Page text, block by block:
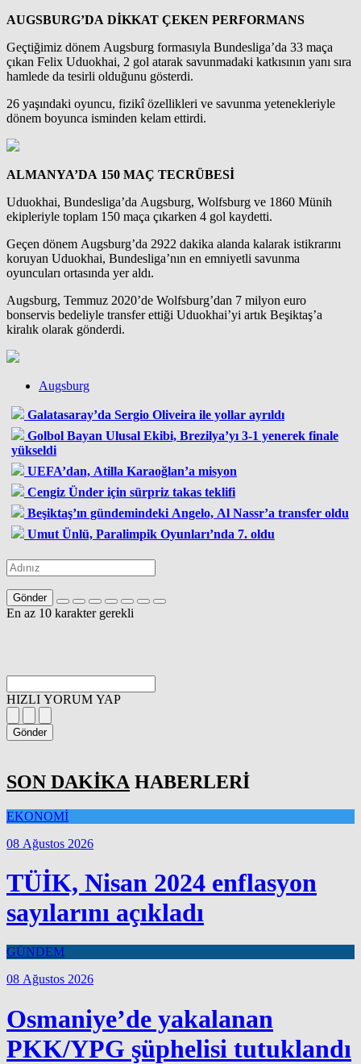
AUGSBURG’DA DİKKAT ÇEKEN PERFORMANS
Geçtiğimiz dönem Augsburg formasıyla Bundesliga’da 33 maça
çıkan Felix Uduokhai, 2 gol atarak savunmadaki katkısının yanı sıra
hamlede da tesirli olduğunu gösterdi.
26 yaşındaki oyuncu, fizikî özellikleri ve savunma yetenekleriyle
dönem boyunca isminden kelam ettirdi.
ALMANYA’DA 150 MAÇ TECRÜBESİ
Uduokhai, Bundesliga’da Augsburg, Wolfsburg ve 1860 Münih
ekipleriyle toplam 150 maça çıkarken 4 gol kaydetti.
Geçen dönem Augsburg’da 2922 dakika alanda kalarak istikrarını
koruyan Uduokhai, Bundesliga’nın en emniyetli savunma
oyuncuları ortasında yer aldı.
Augsburg, Temmuz 2020’de Wolfsburg’dan 7 milyon euro
bonservis bedeliyle transfer ettiği Uduokhai’yi artık Beşiktaş’a
kiralık olarak gönderdi.
Augsburg
Galatasaray’da Sergio Oliveira ile yollar ayrıldı
Golbol Bayan Ulusal Ekibi, Brezilya’yı 3-1 yenerek finale
yükseldi
UEFA’dan, Atilla Karaoğlan’a misyon
Cengiz Ünder için sürpriz takas teklifi
Beşiktaş’ın gündemindeki Angelo, Al Nassr’a transfer oldu
Umut Ünlü, Paralimpik Oyunları’nda 7. oldu
Gönder
En az 10 karakter gerekli
HIZLI YORUM YAP
Gönder
SON DAKİKA HABERLERİ
EKONOMİ
08 Ağustos 2026
TÜİK, Nisan 2024 enflasyon
sayılarını açıkladı
GÜNDEM
08 Ağustos 2026
Osmaniye’de yakalanan
PKK/YPG şüphelisi tutuklandı